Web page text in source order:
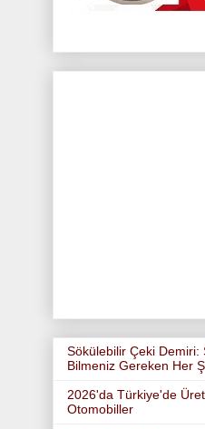
Sökülebilir Çeki Demiri:
Bilmeniz Gereken Her
2026'da Türkiye'de
Otomobiller